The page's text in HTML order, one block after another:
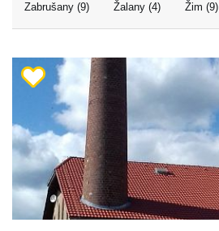
Zabrušany (9)
Žalany (4) Žim (9)